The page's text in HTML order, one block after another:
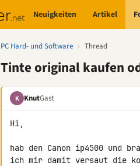
Neuigkeiten Artikel
PC Hard- und Software › Thread
Tinte original kaufen
K KnutGast
Hi,
hab den Canon ip4500 und
ich mir damit versaut die